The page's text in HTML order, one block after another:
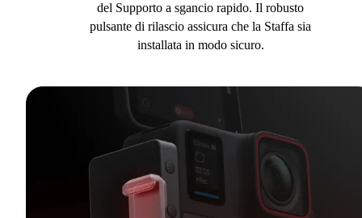
del Supporto a sgancio rapido. Il robusto
pulsante di rilascio assicura che la Staffa sia
installata in modo sicuro.